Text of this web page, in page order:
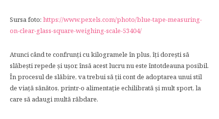
Sursa foto: https://www.pexels.com/photo/blue-tape-measuring-
on-clear-glass-square-weighing-scale-53404/
Atunci când te confrunţi cu kilogramele în plus, îţi doreşti să
slăbeşti repede şi uşor, însă acest lucru nu este întotdeauna posibil.
În procesul de slăbire, va trebui să ţii cont de adoptarea unui stil
de viaţă sănătos, printr-o alimentaţie echilibrată şi mult sport, la
care să adaugi multă răbdare.